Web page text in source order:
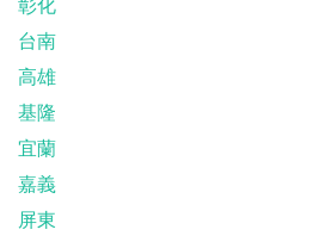
彰化
台南
高雄
基隆
宜蘭
嘉義
屏東